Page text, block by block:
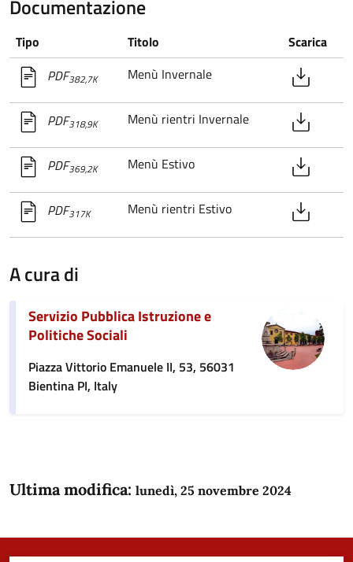
Documentazione
Tipo Titolo
Scarica
PDF382,7K Menù Invernale
PDF318,9K Menù rientri Invernale
PDF369,2K Menù Estivo
PDF317K Menù rientri Estivo
A cura di
Servizio Pubblica Istruzione e
Politiche Sociali
Piazza Vittorio Emanuele II, 53, 56031
Bientina PI, Italy
Ultima modifica: lunedì, 25 novembre 2024